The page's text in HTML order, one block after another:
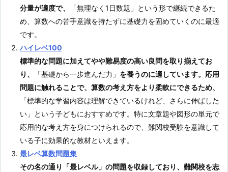
分量が適度で、
「無理なく1日数題」という形で継続できるた
め、算数への苦手意識を持たずに基礎力を固めていくのに最適
です。
ハイレベ100
標準的な問題に加えてやや難易度の高い良問を取り揃えてお
り、
「基礎から一歩進んだ力」 を養うのに適しています。応用
問題に触れることで、算数の考え方をより柔軟にできるため、
「標準的な学習内容は理解できているけれど、さらに伸ばした
い」という子どもにおすすめです。特に文章題や図形の単元で
応用的な考え方を身につけられるので、難関校受験を意識して
いる子に効果的な教材といえます。
最レベ算数問題集
その名の通り「最レベル」の問題を収録しており、難関校を志